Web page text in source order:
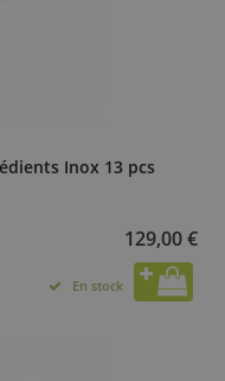
Inox 13 pcs
129,00 €
En stock